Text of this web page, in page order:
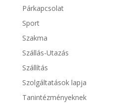
Párkapcsolat
Sport
Szakma
Szállás-Utazás
Szállítás
Szolgáltatások lapja
Tanintézményeknek